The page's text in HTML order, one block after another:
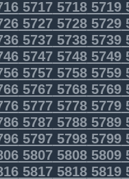
571757185719
572757285729
573757385739
574757485749
575757585759
576757685769
577757785779
578757885789
579757985799
580758085809
581758185819